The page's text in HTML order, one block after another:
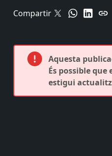
Compartir
Aquesta
És possible
estigui